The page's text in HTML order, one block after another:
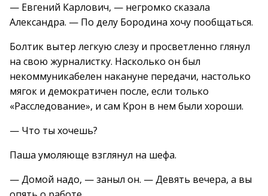
— Евгений Карлович, — негромко сказала
Александра. — По делу Бородина хочу пообщаться.
Болтик вытер легкую слезу и просветленно глянул
на свою журналистку. Насколько он был
некоммуникабелен накануне передачи, настолько
мягок и демократичен после, если только
«Расследование», и сам Крон в нем были хороши.
— Что ты хочешь?
Паша умоляюще взглянул на шефа.
— Домой надо, — заныл он. — Девять вечера, а вы